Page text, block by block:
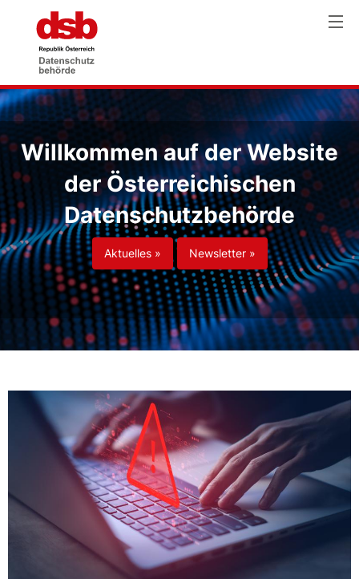
Willkommen auf der Website
der Österreichischen
Datenschutzbehörde
Aktuelles » Newsletter »